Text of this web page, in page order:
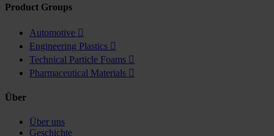
Product Groups
Automotive 
Engineering Plastics 
Technical Particle Foams 
Pharmaceutical Materials 
Über
Über uns
Geschichte